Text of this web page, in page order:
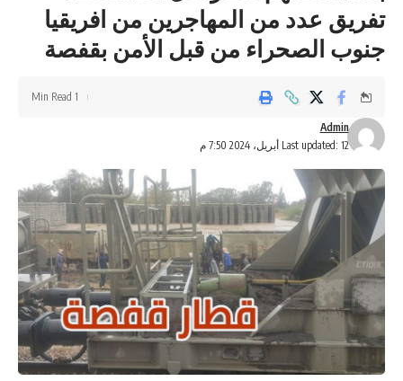
تفريق عدد من المهاجرين من افريقيا
جنوب الصحراء من قبل الأمن بقفصة
Last updated: 12 أبريل، 2024 7:50 م
Admin
1 Min Read